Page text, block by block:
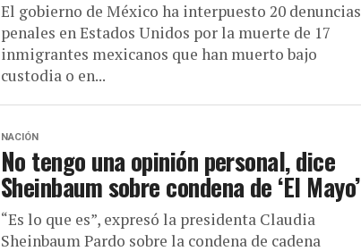
El gobierno de México ha interpuesto 20 denuncias
penales en Estados Unidos por la muerte de 17
inmigrantes mexicanos que han muerto bajo
custodia o en...
NACIÓN
No tengo una opinión personal, dice
Sheinbaum sobre condena de ‘El Mayo’
“Es lo que es”, expresó la presidenta Claudia
Sheinbaum Pardo sobre la condena de cadena